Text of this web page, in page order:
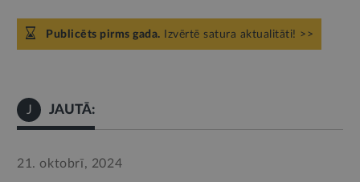
Publicēts pirms gada. Izvērtē satura aktualitāti! >>
J JAUTĀ:
21. oktobrī, 2024